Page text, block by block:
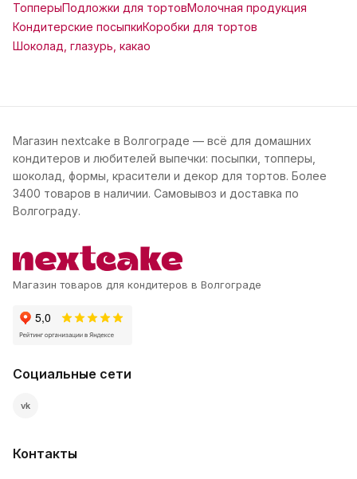
ТопперыПодложки для тортовМолочная продукция
Кондитерские посыпкиКоробки для тортов
Шоколад, глазурь, какао
Магазин nextcake в Волгограде — всё для домашних
кондитеров и любителей выпечки: посыпки, топперы,
шоколад, формы, красители и декор для тортов. Более
3400 товаров в наличии. Самовывоз и доставка по
Волгограду.
Магазин товаров для кондитеров в Волгограде
Социальные сети
vk
Контакты